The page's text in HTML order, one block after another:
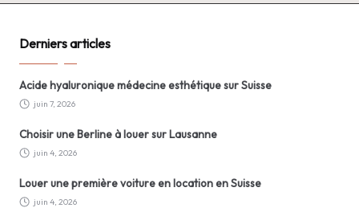
Derniers articles
Acide hyaluronique médecine esthétique sur Suisse
juin 7, 2026
Choisir une Berline à louer sur Lausanne
juin 4, 2026
Louer une première voiture en location en Suisse
juin 4, 2026